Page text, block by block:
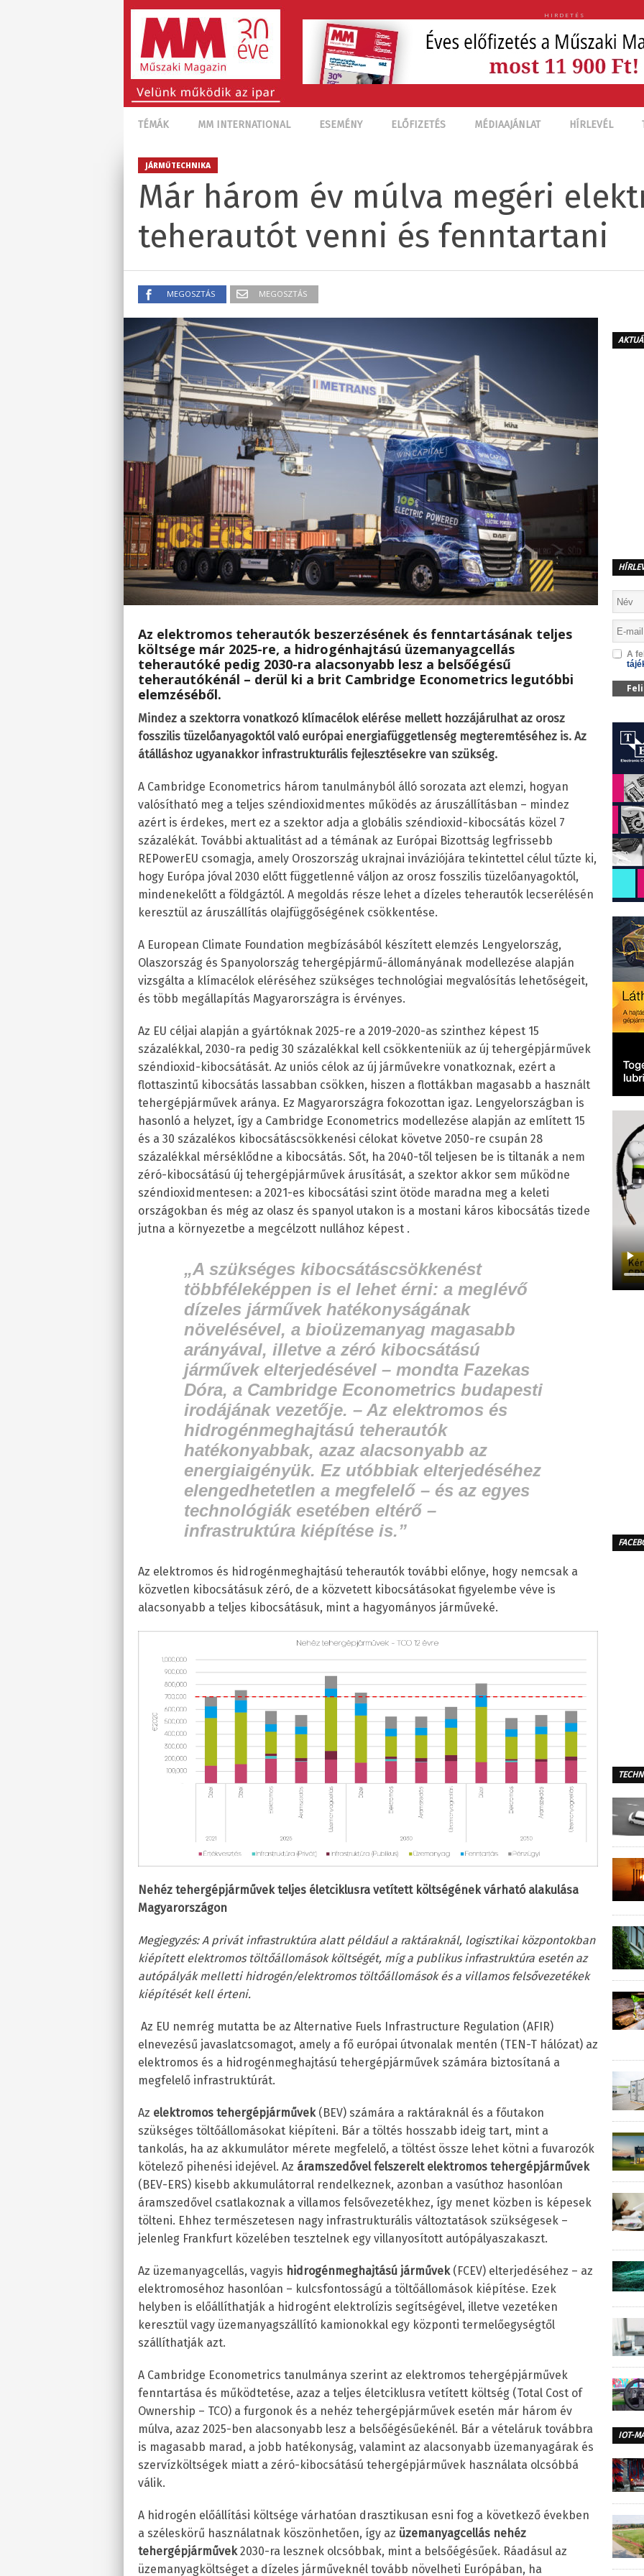
HIRDETÉS
TÉMÁK MM INTERNATIONAL ESEMÉNY ELŐFIZETÉS MÉDIAAJÁNLAT HÍRLEVÉL
JÁRMŰTECHNIKA
Már három év múlva megéri
teherautót venni és fenntartani
MEGOSZTÁS MEGOSZTÁS
Az elektromos teherautók beszerzésének és fenntartásának teljes
költsége már 2025-re, a hidrogénhajtású üzemanyagcellás
teherautóké pedig 2030-ra alacsonyabb lesz a belsőégésű
teherautókénál – derül ki a brit Cambridge Econometrics legutóbbi
elemzéséből.
Mindez a szektorra vonatkozó klímacélok elérése mellett hozzájárulhat az orosz
fosszilis tüzelőanyagoktól való európai energiafüggetlenség megteremtéséhez is. Az
átálláshoz ugyanakkor infrastrukturális fejlesztésekre van szükség.
A Cambridge Econometrics három tanulmányból álló sorozata azt elemzi, hogyan
valósítható meg a teljes széndioxidmentes működés az áruszállításban – mindez
azért is érdekes, mert ez a szektor adja a globális széndioxid-kibocsátás közel 7
százalékát. További aktualitást ad a témának az Európai Bizottság legfrissebb
REPowerEU csomagja, amely Oroszország ukrajnai inváziójára tekintettel célul tűzte ki,
hogy Európa jóval 2030 előtt függetlenné váljon az orosz fosszilis tüzelőanyagoktól,
mindenekelőtt a földgáztól. A megoldás része lehet a dízeles teherautók lecserélésén
keresztül az áruszállítás olajfüggőségének csökkentése.
A European Climate Foundation megbízásából készített elemzés Lengyelország,
Olaszország és Spanyolország tehergépjármű-állományának modellezése alapján
vizsgálta a klímacélok eléréséhez szükséges technológiai megvalósítás lehetőségeit,
és több megállapítás Magyarországra is érvényes.
Az EU céljai alapján a gyártóknak 2025-re a 2019-2020-as szinthez képest 15
százalékkal, 2030-ra pedig 30 százalékkal kell csökkenteniük az új tehergépjárművek
széndioxid-kibocsátását. Az uniós célok az új járművekre vonatkoznak, ezért a
flottaszintű kibocsátás lassabban csökken, hiszen a flottákban magasabb a használt
tehergépjárművek aránya. Ez Magyarországra fokozottan igaz. Lengyelországban is
hasonló a helyzet, így a Cambridge Econometrics modellezése alapján az említett 15
és a 30 százalékos kibocsátáscsökkenési célokat követve 2050-re csupán 28
százalékkal mérséklődne a kibocsátás. Sőt, ha 2040-től teljesen be is tiltanák a nem
zéró-kibocsátású új tehergépjárművek árusítását, a szektor akkor sem működne
széndioxidmentesen: a 2021-es kibocsátási szint ötöde maradna meg a keleti
országokban és még az olasz és spanyol utakon is a mostani káros kibocsátás tizede
jutna a környezetbe a megcélzott nullához képest .
„A szükséges kibocsátáscsökkenést
többféleképpen is el lehet érni: a meglévő
dízeles járművek hatékonyságának
növelésével, a bioüzemanyag magasabb
arányával, illetve a zéró kibocsátású
járművek elterjedésével – mondta Fazekas
Dóra, a Cambridge Econometrics budapesti
irodájának vezetője. – Az elektromos és
hidrogénmeghajtású teherautók
hatékonyabbak, azaz alacsonyabb az
energiaigényük. Ez utóbbiak elterjedéséhez
elengedhetetlen a megfelelő – és az egyes
technológiák esetében eltérő –
infrastruktúra kiépítése is.”
Az elektromos és hidrogénmeghajtású teherautók további előnye, hogy nemcsak a
közvetlen kibocsátásuk zéró, de a közvetett kibocsátásokat figyelembe véve is
alacsonyabb a teljes kibocsátásuk, mint a hagyományos járműveké.
Nehéz tehergépjárművek teljes életciklusra vetített költségének várható alakulása
Magyarországon
Megjegyzés: A privát infrastruktúra alatt például a raktáraknál, logisztikai központokban
kiépített elektromos töltőállomások költségét, míg a publikus infrastruktúra esetén az
autópályák melletti hidrogén/elektromos töltőállomások és a villamos felsővezetékek
kiépítését kell érteni.
Az EU nemrég mutatta be az Alternative Fuels Infrastructure Regulation (AFIR)
elnevezésű javaslatcsomagot, amely a fő európai útvonalak mentén (TEN-T hálózat) az
elektromos és a hidrogénmeghajtású tehergépjárművek számára biztosítaná a
megfelelő infrastruktúrát.
Az elektromos tehergépjárművek (BEV) számára a raktáraknál és a főutakon
szükséges töltőállomásokat kiépíteni. Bár a töltés hosszabb ideig tart, mint a
tankolás, ha az akkumulátor mérete megfelelő, a töltést össze lehet kötni a fuvarozók
kötelező pihenési idejével. Az áramszedővel felszerelt elektromos tehergépjárművek
(BEV-ERS) kisebb akkumulátorral rendelkeznek, azonban a vasúthoz hasonlóan
áramszedővel csatlakoznak a villamos felsővezetékhez, így menet közben is képesek
tölteni. Ehhez természetesen nagy infrastrukturális változtatások szükségesek –
jelenleg Frankfurt közelében tesztelnek egy villanyosított autópályaszakaszt.
Az üzemanyagcellás, vagyis hidrogénmeghajtású járművek (FCEV) elterjedéséhez – az
elektromoséhoz hasonlóan – kulcsfontosságú a töltőállomások kiépítése. Ezek
helyben is előállíthatják a hidrogént elektrolízis segítségével, illetve vezetéken
keresztül vagy üzemanyagszállító kamionokkal egy központi termelőegységtől
szállíthatják azt.
A Cambridge Econometrics tanulmánya szerint az elektromos tehergépjárművek
fenntartása és működtetése, azaz a teljes életciklusra vetített költség (Total Cost of
Ownership – TCO) a furgonok és a nehéz tehergépjárművek esetén már három év
múlva, azaz 2025-ben alacsonyabb lesz a belsőégésűekénél. Bár a vételáruk továbbra
is magasabb marad, a jobb hatékonyság, valamint az alacsonyabb üzemanyagárak és
szervízköltségek miatt a zéró-kibocsátású tehergépjárművek használata olcsóbbá
válik.
A hidrogén előállítási költsége várhatóan drasztikusan esni fog a következő években
a széleskörű használatnak köszönhetően, így az üzemanyagcellás nehéz
tehergépjárművek 2030-ra lesznek olcsóbbak, mint a belsőégésűek. Ráadásul az
üzemanyagköltséget a dízeles járműveknél tovább növelheti Európában, ha
A
IOT-